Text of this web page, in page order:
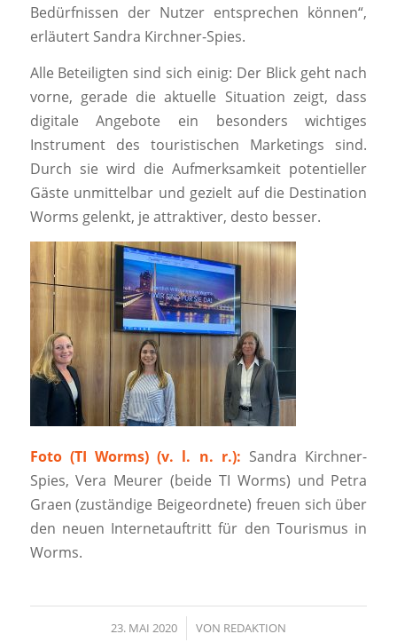
Bedürfnissen der Nutzer entsprechen können“,
erläutert Sandra Kirchner-Spies.
Alle Beteiligten sind sich einig: Der Blick geht nach
vorne, gerade die aktuelle Situation zeigt, dass
digitale Angebote ein besonders wichtiges
Instrument des touristischen Marketings sind.
Durch sie wird die Aufmerksamkeit potentieller
Gäste unmittelbar und gezielt auf die Destination
Worms gelenkt, je attraktiver, desto besser.
Foto (TI Worms) (v. l. n. r.): Sandra Kirchner-
Spies, Vera Meurer (beide TI Worms) und Petra
Graen (zuständige Beigeordnete) freuen sich über
den neuen Internetauftritt für den Tourismus in
Worms.
23. MAI 2020
/ VON REDAKTION